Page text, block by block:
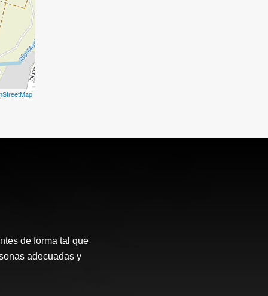
de forma tal que
adecuadas y